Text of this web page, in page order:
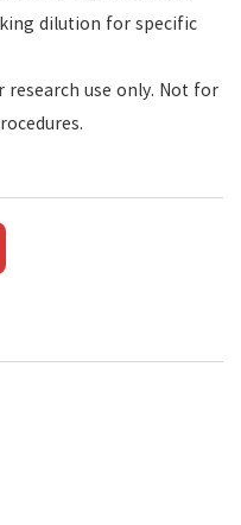
dilution for specific
research use only. Not for